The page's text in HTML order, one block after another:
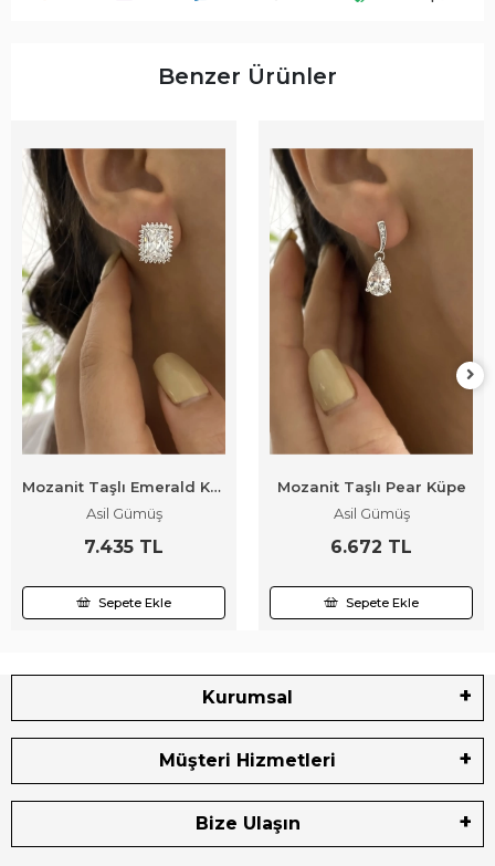
Benzer Ürünler
Mozanit Taşlı Emerald Kesim Küpe
Asil Gümüş
7.435 TL
Sepete Ekle
Mozanit Taşlı Pear Küpe
Asil Gümüş
6.672 TL
Sepete Ekle
Kurumsal
Müşteri Hizmetleri
Bize Ulaşın